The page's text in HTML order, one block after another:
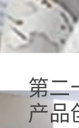
第二
产品